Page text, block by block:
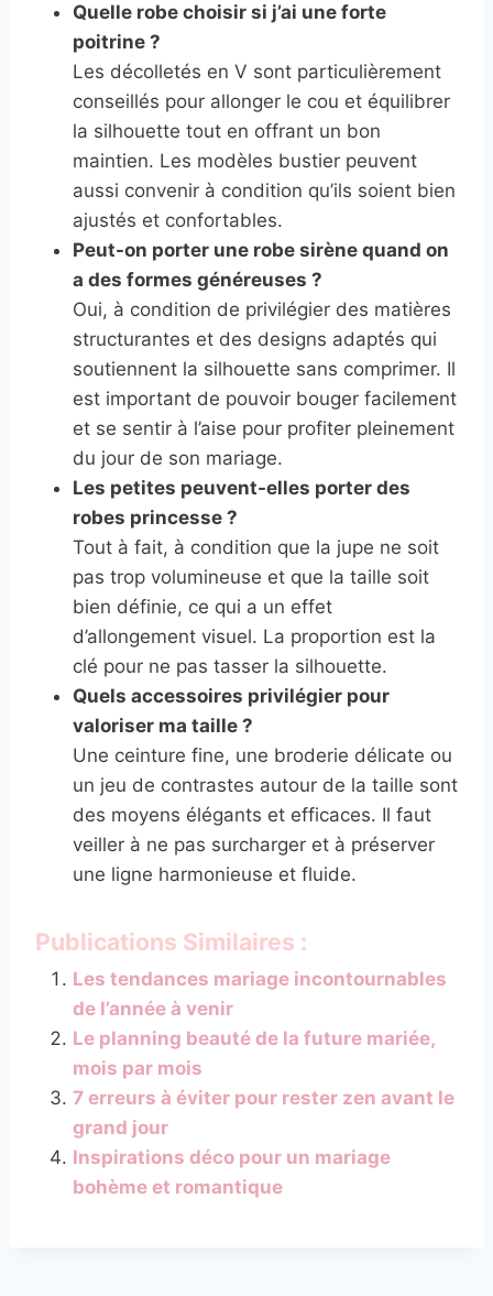
Quelle robe choisir si j’ai une forte
poitrine ?
Les décolletés en V sont particulièrement
conseillés pour allonger le cou et équilibrer
la silhouette tout en offrant un bon
maintien. Les modèles bustier peuvent
aussi convenir à condition qu’ils soient bien
ajustés et confortables.
Peut-on porter une robe sirène quand on
a des formes généreuses ?
Oui, à condition de privilégier des matières
structurantes et des designs adaptés qui
soutiennent la silhouette sans comprimer. Il
est important de pouvoir bouger facilement
et se sentir à l’aise pour profiter pleinement
du jour de son mariage.
Les petites peuvent-elles porter des
robes princesse ?
Tout à fait, à condition que la jupe ne soit
pas trop volumineuse et que la taille soit
bien définie, ce qui a un effet
d’allongement visuel. La proportion est la
clé pour ne pas tasser la silhouette.
Quels accessoires privilégier pour
valoriser ma taille ?
Une ceinture fine, une broderie délicate ou
un jeu de contrastes autour de la taille sont
des moyens élégants et efficaces. Il faut
veiller à ne pas surcharger et à préserver
une ligne harmonieuse et fluide.
Publications Similaires :
Les tendances mariage incontournables
de l’année à venir
Le planning beauté de la future mariée,
mois par mois
7 erreurs à éviter pour rester zen avant le
grand jour
Inspirations déco pour un mariage
bohème et romantique